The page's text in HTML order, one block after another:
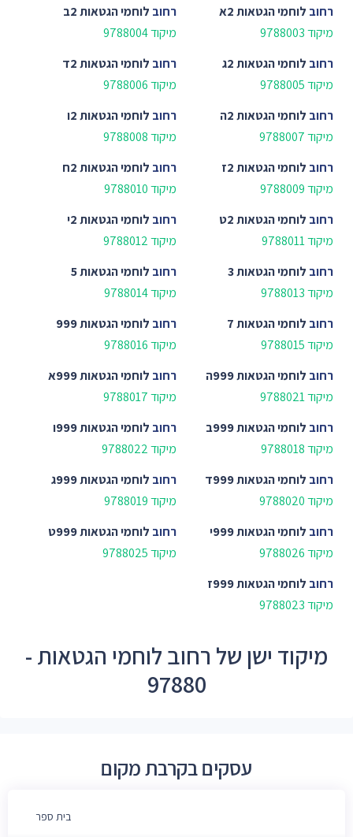
רחוב לוחמי הגטאות 2א
מיקוד 9788003
רחוב לוחמי הגטאות 2ב
מיקוד 9788004
רחוב לוחמי הגטאות 2ג
מיקוד 9788005
רחוב לוחמי הגטאות 2ד
מיקוד 9788006
רחוב לוחמי הגטאות 2ה
מיקוד 9788007
רחוב לוחמי הגטאות 2ו
מיקוד 9788008
רחוב לוחמי הגטאות 2ז
מיקוד 9788009
רחוב לוחמי הגטאות 2ח
מיקוד 9788010
רחוב לוחמי הגטאות 2ט
מיקוד 9788011
רחוב לוחמי הגטאות 2י
מיקוד 9788012
רחוב לוחמי הגטאות 3
מיקוד 9788013
רחוב לוחמי הגטאות 5
מיקוד 9788014
רחוב לוחמי הגטאות 7
מיקוד 9788015
רחוב לוחמי הגטאות 999
מיקוד 9788016
רחוב לוחמי הגטאות 999ה
מיקוד 9788021
רחוב לוחמי הגטאות 999א
מיקוד 9788017
רחוב לוחמי הגטאות 999ב
מיקוד 9788018
רחוב לוחמי הגטאות 999ו
מיקוד 9788022
רחוב לוחמי הגטאות 999ד
מיקוד 9788020
רחוב לוחמי הגטאות 999ג
מיקוד 9788019
רחוב לוחמי הגטאות 999י
מיקוד 9788026
רחוב לוחמי הגטאות 999ט
מיקוד 9788025
רחוב לוחמי הגטאות 999ז
מיקוד 9788023
מיקוד ישן של רחוב לוחמי הגטאות -
97880
עסקים בקרבת מקום
בית ספר